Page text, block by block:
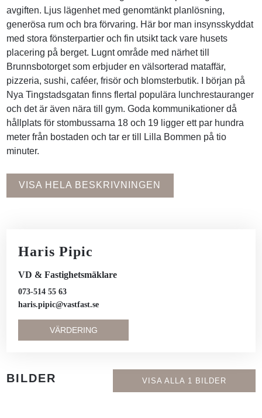
avgiften. Ljus lägenhet med genomtänkt planlösning,
generösa rum och bra förvaring. Här bor man insynsskyddat
med stora fönsterpartier och fin utsikt tack vare husets
placering på berget. Lugnt område med närhet till
Brunnsbotorget som erbjuder en välsorterad mataffär,
pizzeria, sushi, caféer, frisör och blomsterbutik. I början på
Nya Tingstadsgatan finns flertal populära lunchrestauranger
och det är även nära till gym. Goda kommunikationer då
hållplats för stombussarna 18 och 19 ligger ett par hundra
meter från bostaden och tar er till Lilla Bommen på tio
minuter.
VISA HELA BESKRIVNINGEN
Haris Pipic
VD & Fastighetsmäklare
073-514 55 63
haris.pipic@vastfast.se
VÄRDERING
BILDER VISA ALLA 1 BILDER